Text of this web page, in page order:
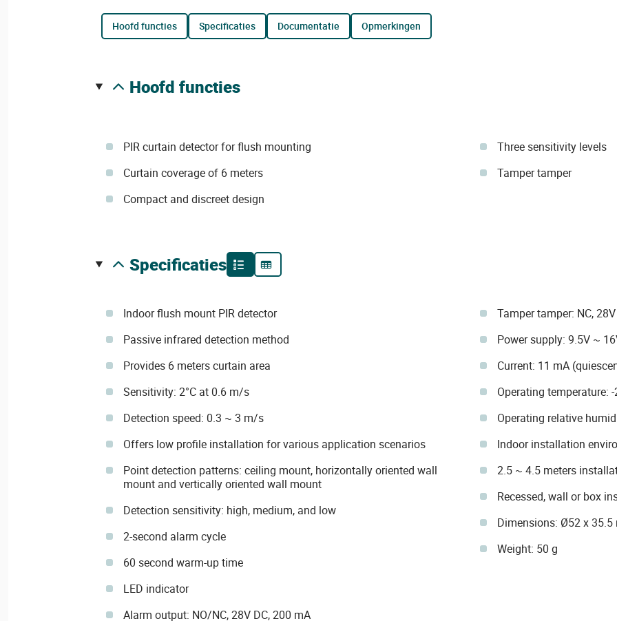
hoofd functies specificaties documentatie opmerkingen
hoofd functies
PIR curtain detector for flush mounting
Curtain coverage of 6 meters
Compact and discreet design
Three sensitivity levels
Tamper tamper
specificaties
Indoor flush mount PIR detector
Passive infrared detection method
Provides 6 meters curtain area
Sensitivity: 2°C at 0.6 m/s
Detection speed: 0.3 ~ 3 m/s
Offers low profile installation for various application scenarios
Point detection patterns: ceiling mount, horizontally oriented wall
mount and vertically oriented wall mount
Detection sensitivity: high, medium, and low
2-second alarm cycle
60 second warm-up time
LED indicator
Alarm output: NO/NC, 28V DC, 200 mA
Tamper tamper: NC,
Power supply: 9.5V ~
Current: 11 mA
Operating temperature: -
Operating relative
Indoor installation
2.5 ~ 4.5 meters
Recessed, wall or box
Dimensions: Ø52 x 35.5
Weight: 50 g